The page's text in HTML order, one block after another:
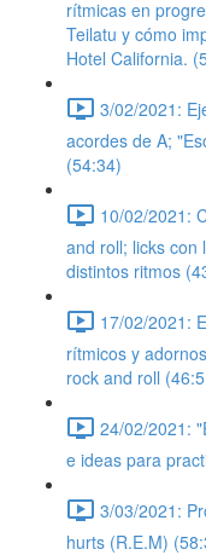
rítmicas en
Teilatu y cómo
Hotel California.
3/02/2021:
acordes de A;
(54:34)
10/02/2021:
and roll; licks con
distintos ritmos
17/02/2021:
rítmicos y
rock and roll
24/02/2021:
e ideas para
3/03/2021:
hurts (R.E.M)